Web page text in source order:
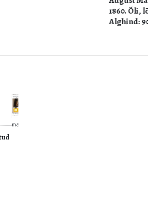
1860. Õli, lõuend. 60,5 x 50 cm.